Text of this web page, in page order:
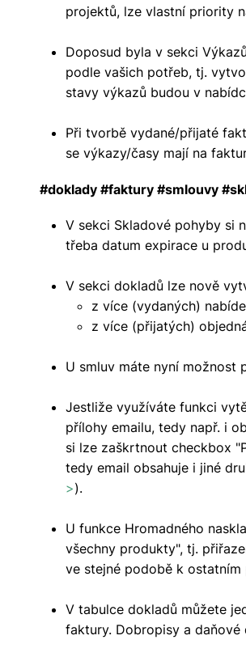
projektů, lze vlastní priority
Doposud byla v sekci
podle vašich potřeb, tj.
stavy výkazů budou v
Při tvorbě vydané/přijaté
se výkazy/časy mají na
#doklady #faktury #smlouvy
V sekci Skladové pohyby si
třeba datum expirace u
V sekci dokladů lze nově
z více (vydaných)
z více (přijatých)
U smluv máte nyní možnost
Jestliže využíváte funkci
přílohy emailu, tedy např. i
si lze zaškrtnout checkbox
tedy email obsahuje i jiné
>).
U funkce Hromadného
všechny produkty", tj.
ve stejné podobě k ostatním
V tabulce dokladů můžete
faktury. Dobropisy a